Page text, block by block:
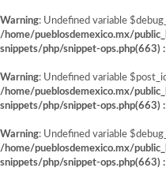
Warning: Undefined variable
/home/pueblosdemexico.mx/
snippets/php/snippet-ops.php(663)
Warning: Undefined variable
/home/pueblosdemexico.mx/
snippets/php/snippet-ops.php(663)
Warning: Undefined variable
/home/pueblosdemexico.mx/
snippets/php/snippet-ops.php(663)